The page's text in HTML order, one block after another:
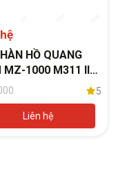
HỒ QUANG
MZ-1000 M311 II
- JASIC
5
Liên hệ